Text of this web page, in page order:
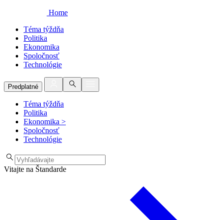
Home
Téma týždňa
Politika
Ekonomika
Spoločnosť
Technológie
Predplatné
Téma týždňa
Politika
Ekonomika >
Spoločnosť
Technológie
Vitajte na Štandarde